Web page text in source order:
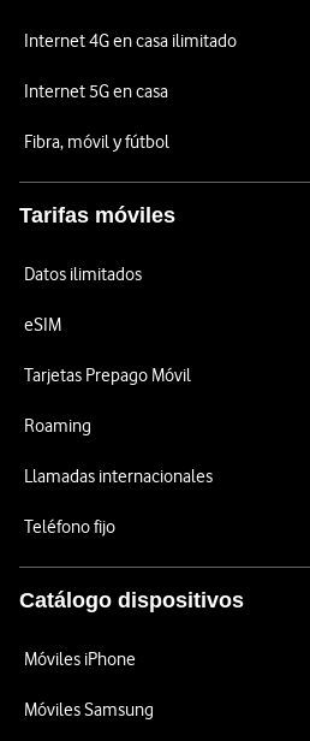
Internet 4G en casa ilimitado
Internet 5G en casa
Fibra, móvil y fútbol
Tarifas móviles
Datos ilimitados
eSIM
Tarjetas Prepago Móvil
Roaming
Llamadas internacionales
Teléfono fijo
Catálogo dispositivos
Móviles iPhone
Móviles Samsung